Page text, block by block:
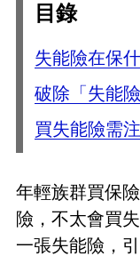
目錄
失能險在保
破除「失能
買失能險需
年輕族群買保
險，不太會買
一張失能險，